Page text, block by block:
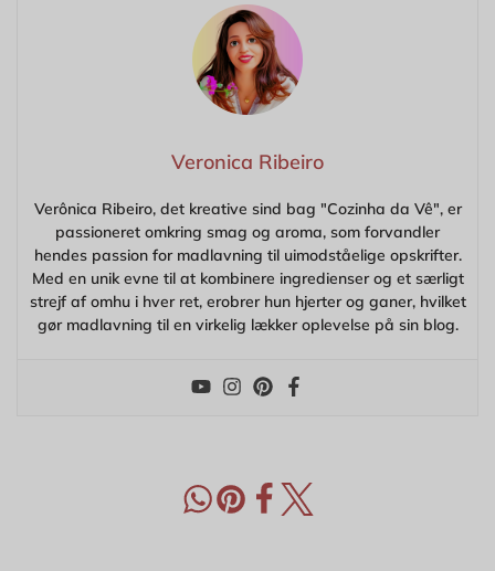
Veronica Ribeiro
Verônica Ribeiro, det kreative sind bag "Cozinha da Vê", er
passioneret omkring smag og aroma, som forvandler
hendes passion for madlavning til uimodståelige opskrifter.
Med en unik evne til at kombinere ingredienser og et særligt
strejf af omhu i hver ret, erobrer hun hjerter og ganer, hvilket
gør madlavning til en virkelig lækker oplevelse på sin blog.